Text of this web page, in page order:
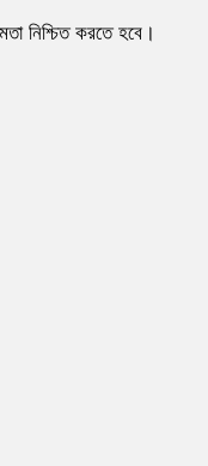
নিশ্চিত করতে হবে।